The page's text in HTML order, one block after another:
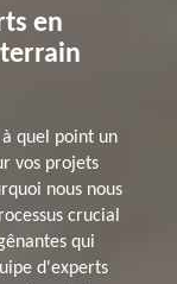
en
à quel point un
vos projets
nous nous
crucial
qui
d'experts